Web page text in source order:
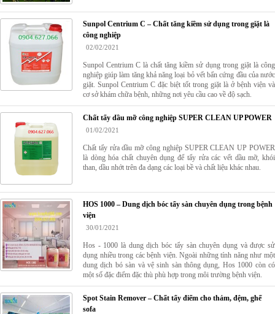
Sunpol Centrium C – Chất tăng kiềm sử dụng trong giặt là
công nghiệp
02/02/2021
Sunpol Centrium C là chất tăng kiềm sử dụng trong giặt là công
nghiệp giúp làm tăng khả năng loại bỏ vết bẩn cứng đầu của nước
giặt. Sunpol Centrium C đặc biệt tốt trong giặt là ở bệnh viện và
cơ sở khám chữa bệnh, những nơi yêu cầu cao về độ sạch.
Chất tẩy dầu mỡ công nghiệp SUPER CLEAN UP POWER
01/02/2021
Chất tẩy rửa dầu mỡ công nghiệp SUPER CLEAN UP POWER
là dòng hóa chất chuyên dụng để tẩy rửa các vết dầu mỡ, khói
than, dầu nhớt trên đa dạng các loại bề và chất liệu khác nhau.
HOS 1000 – Dung dịch bóc tẩy sàn chuyên dụng trong bệnh
viện
30/01/2021
Hos - 1000 là dung dịch bóc tẩy sàn chuyên dụng và được sử
dụng nhiều trong các bệnh viện. Ngoài những tính năng như một
dung dịch bó sàn và vệ sinh sàn thông dụng, Hos 1000 còn có
một số đặc điểm đặc thù phù hợp trong môi trường bệnh viện.
Spot Stain Remover – Chất tẩy điểm cho thảm, đệm, ghế
sofa